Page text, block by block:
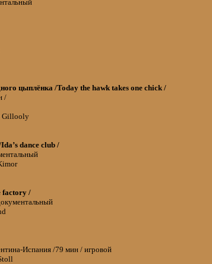
цыплёнка /Today the hawk takes one chick /
/
Gillooly
dance club /
factory /
Испания /79 мин / игровой